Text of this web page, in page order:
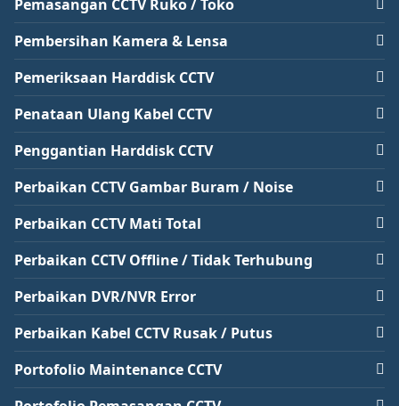
Pemasangan CCTV Ruko / Toko
Pembersihan Kamera & Lensa
Pemeriksaan Harddisk CCTV
Penataan Ulang Kabel CCTV
Penggantian Harddisk CCTV
Perbaikan CCTV Gambar Buram / Noise
Perbaikan CCTV Mati Total
Perbaikan CCTV Offline / Tidak Terhubung
Perbaikan DVR/NVR Error
Perbaikan Kabel CCTV Rusak / Putus
Portofolio Maintenance CCTV